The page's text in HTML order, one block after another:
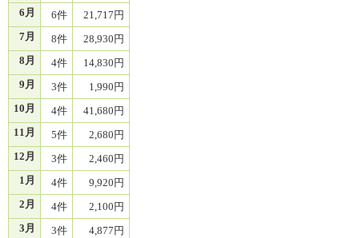
6月
6件
21,717円
7月
8件
28,930円
8月
4件
14,830円
9月
3件
1,990円
10月
4件
41,680円
11月
5件
2,680円
12月
3件
2,460円
1月
4件
9,920円
2月
4件
2,100円
3月
3件
4,877円